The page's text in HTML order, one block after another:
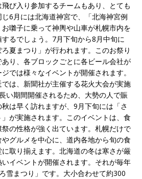
び入り参加するチームもあり、とても
6月には北海道神宮で、「北海神宮例
囃子に乗って神輿や山車が札幌市内を
るでしょう。7月下旬から8月中旬に
夏まつり」が行われます。このお祭り
り、各ブロックごとに各ビール会社が
では様々なイベントが開催されます。
は、新聞社が主催する花火大会が実施
い期間開催されるため、大勢の人で賑
は早く訪れますが、9月下旬には「さ
が実施されます。このイベントは、食
の性格が強く出ています。札幌だけで
グルメを中心に、道内各地から旬の食
取り揃えます。北海道の冬は寒さが厳
イベントが開催されます。それが毎年
雪まつり」です。大小合わせて約300